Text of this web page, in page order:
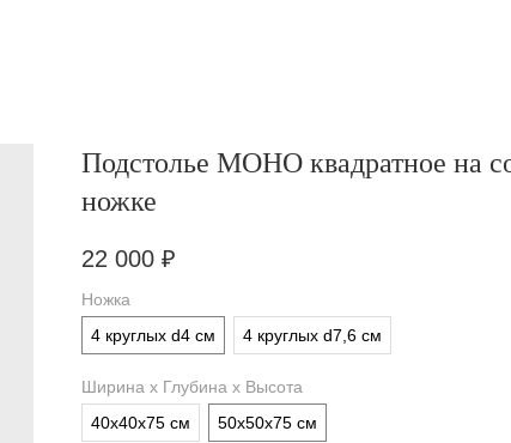
Подстолье МОНО квадратное на
ножке
22 000 ₽
Ножка
4 круглых d4 см
4 круглых d7,6 см
Ширина х Глубина х Высота
40х40х75 см
50х50х75 см